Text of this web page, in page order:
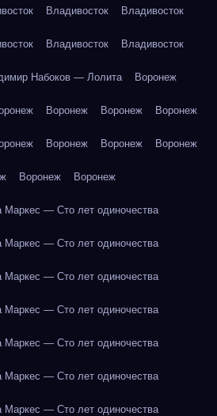
Владивосток Владивосток
Владивосток Владивосток
Набоков — Лолита Воронеж
Воронеж Воронеж Воронеж
Воронеж Воронеж Воронеж
Воронеж Воронеж
Маркес — Сто лет одиночества
Маркес — Сто лет одиночества
Маркес — Сто лет одиночества
Маркес — Сто лет одиночества
Маркес — Сто лет одиночества
Маркес — Сто лет одиночества
Маркес — Сто лет одиночества